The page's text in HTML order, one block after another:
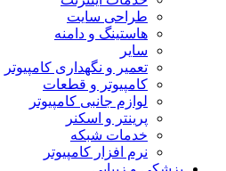
طراحی سایت
هاستینگ و دامنه
سایر
تعمیر و نگهداری کامپیوتر
کامپیوتر و قطعات
لوازم جانبی کامپیوتر
پرینتر و اسکنر
خدمات شبکه
نرم افزار کامپیوتر